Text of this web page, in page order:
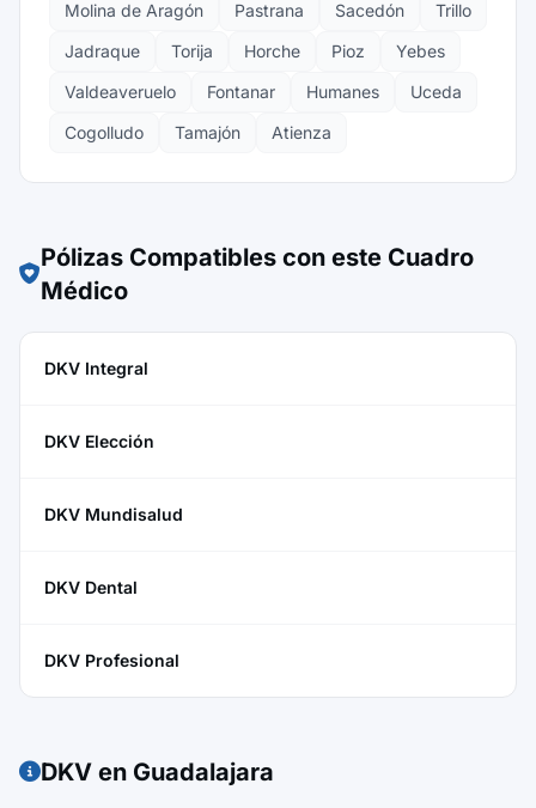
Molina de Aragón Pastrana Sacedón
Trillo
Jadraque
Torija Horche Pioz
Yebes
Valdeaveruelo
Fontanar Humanes
Uceda
Cogolludo
Tamajón Atienza
Pólizas Compatibles con este Cuadro
Médico
DKV Integral
DKV Elección
DKV Mundisalud
DKV Dental
DKV Profesional
DKV en Guadalajara